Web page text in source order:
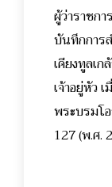
ผู้ว่าราชก
บันทึกการ
เคียงทูลเก
เจ้าอยู่หัว
พระบรมโ
127 (พ.ศ.